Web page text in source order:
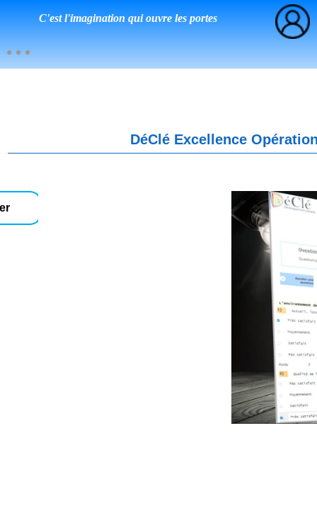
C'est l'imagination qui ouvre les portes
DéClé Excellence